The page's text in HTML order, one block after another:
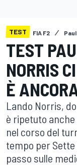
TEST FIA F2
TEST
NORRIS
È
Lando Norris,
è ripetuto
nel corso del
tempo per
passo sulle